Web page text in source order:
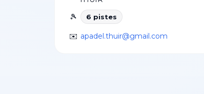
🎾
6 pistes
✉️ apadel.thuir@gmail.com